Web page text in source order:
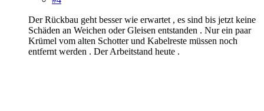
Der Rückbau geht besser wie erwartet , es sind bis jetzt keine
Schäden an Weichen oder Gleisen entstanden . Nur ein paar
Krümel vom alten Schotter und Kabelreste müssen noch
entfernt werden . Der Arbeitstand heute .